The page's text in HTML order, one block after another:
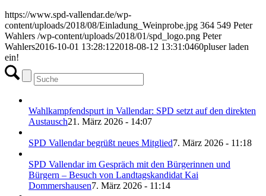
https://www.spd-vallendar.de/wp-
content/uploads/2018/08/Einladung_Weinprobe.jpg 364 549 Peter
Wahlers /wp-content/uploads/2018/01/spd_logo.png Peter
Wahlers2016-10-01 13:28:122018-08-12 13:31:0460pluser laden
ein!
Wahlkampfendspurt in Vallendar: SPD setzt auf den direkten
Austausch21. März 2026 - 14:07
SPD Vallendar begrüßt neues Mitglied7. März 2026 - 11:18
SPD Vallendar im Gespräch mit den Bürgerinnen und
Bürgern – Besuch von Landtagskandidat Kai
Dommershausen7. März 2026 - 11:14